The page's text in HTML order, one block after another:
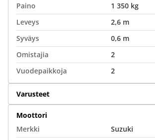
Paino
1 350 kg
Leveys
2,6 m
Syväys
0,6 m
Omistajia
2
Vuodepaikkoja
2
Varusteet
Moottori
Merkki
Suzuki